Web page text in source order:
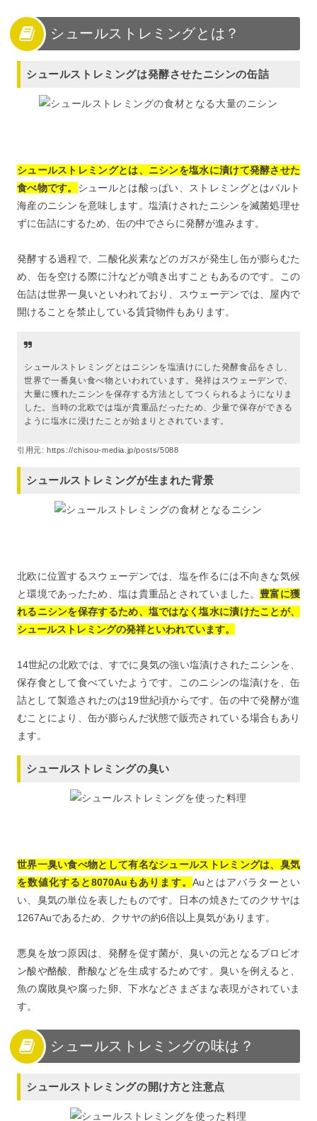
シュールストレミングとは？
シュールストレミングは発酵させたニシンの缶詰
シュールストレミングとは、ニシンを塩水に漬けて発酵させた
食べ物です。 シュールとは酸っぱい、ストレミングとはバルト
海産のニシンを意味します。塩漬けされたニシンを滅菌処理せ
ずに缶詰にするため、缶の中でさらに発酵が進みます。
発酵する過程で、二酸化炭素などのガスが発生し缶が膨らむた
め、缶を空ける際に汁などが噴き出すこともあるのです。この
缶詰は世界一臭いといわれており、スウェーデンでは、屋内で
開けることを禁止している賃貸物件もあります。
シュールストレミングとはニシンを塩漬けにした発酵食品をさし、
世界で一番臭い食べ物といわれています。発祥はスウェーデンで、
大量に獲れたニシンを保存する方法としてつくられるようになりま
した。当時の北欧では塩が貴重品だったため、少量で保存ができる
ように塩水に浸けたことが始まりとされています。
引用元:https://chisou-media.jp/posts/5088
シュールストレミングが生まれた背景
北欧に位置するスウェーデンでは、塩を作るには不向きな気候
と環境であったため、塩は貴重品とされていました。 豊富に獲
れるニシンを保存するため、塩ではなく塩水に漬けたことが、
シュールストレミングの発祥といわれています。
14世紀の北欧では、すでに臭気の強い塩漬けされたニシンを、
保存食として食べていたようです。このニシンの塩漬けを、缶
詰として製造されたのは19世紀頃からです。缶の中で発酵が進
むことにより、缶が膨らんだ状態で販売されている場合もあり
ます。
シュールストレミングの臭い
世界一臭い食べ物として有名なシュールストレミングは、臭気
を数値化すると8070Auもあります。 Auとはアバラターとい
い、臭気の単位を表したものです。日本の焼きたてのクサヤは
1267Auであるため、クサヤの約6倍以上臭気があります。
悪臭を放つ原因は、発酵を促す菌が、臭いの元となるプロピオ
ン酸や酪酸、酢酸などを生成するためです。臭いを例えると、
魚の腐敗臭や腐った卵、下水などさまざまな表現がされていま
す。
シュールストレミングの味は？
シュールストレミングの開け方と注意点